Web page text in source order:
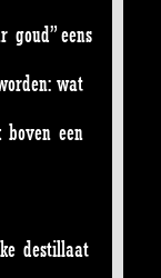
goud” eens
wat
een
destillaat